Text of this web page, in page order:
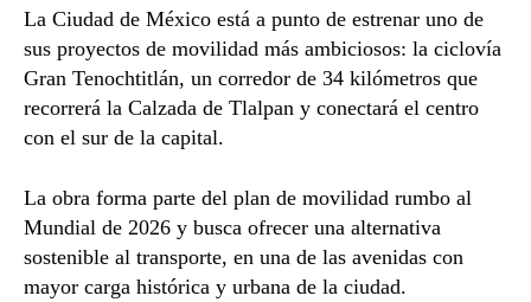
La Ciudad de México está a punto de estrenar uno de
sus proyectos de movilidad más ambiciosos: la ciclovía
Gran Tenochtitlán, un corredor de 34 kilómetros que
recorrerá la Calzada de Tlalpan y conectará el centro
con el sur de la capital.
La obra forma parte del plan de movilidad rumbo al
Mundial de 2026 y busca ofrecer una alternativa
sostenible al transporte, en una de las avenidas con
mayor carga histórica y urbana de la ciudad.